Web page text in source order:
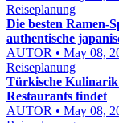
Reiseplanung
Die besten Ramen-
authentische
AUTOR • May 08,
Reiseplanung
Türkische Kulinarik
Restaurants findet
AUTOR • May 08,